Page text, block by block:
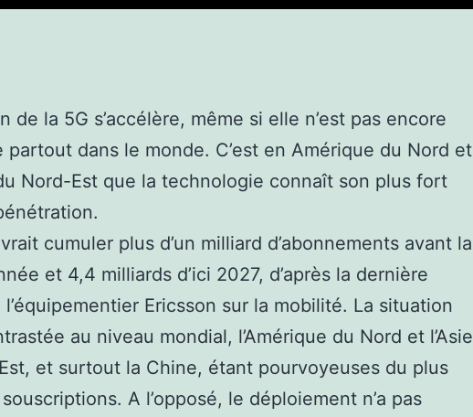
de la 5G s’accélère, même si elle n’est pas encore
partout dans le monde. C’est en Amérique du Nord et
Nord-Est que la technologie connaît son plus fort
cumuler plus d’un milliard d’abonnements avant la
et 4,4 milliards d’ici 2027, d’après la dernière
Ericsson sur la mobilité. La situation
au niveau mondial, l’Amérique du Nord et l’Asie
et surtout la Chine, étant pourvoyeuses du plus
A l’opposé, le déploiement n’a pas